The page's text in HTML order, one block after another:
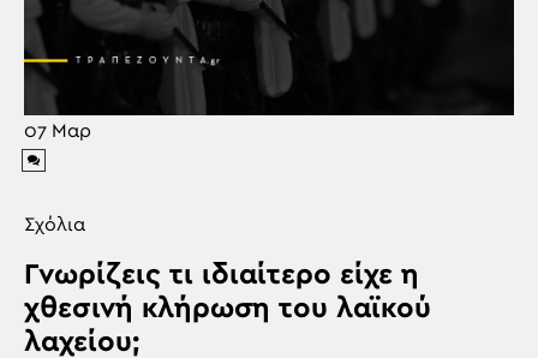
07 Μαρ
Σχόλια
Γνωρίζεις τι ιδιαίτερο είχε η
χθεσινή κλήρωση του λαϊκού
λαχείου;